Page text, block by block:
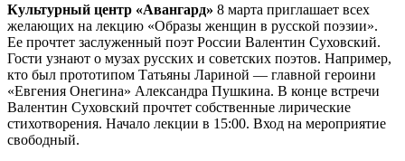
Культурный центр «Авангард» 8 марта приглашает всех
желающих на лекцию «Образы женщин в русской поэзии».
Ее прочтет заслуженный поэт России Валентин Суховский.
Гости узнают о музах русских и советских поэтов. Например,
кто был прототипом Татьяны Лариной — главной героини
«Евгения Онегина» Александра Пушкина. В конце встречи
Валентин Суховский прочтет собственные лирические
стихотворения. Начало лекции в 15:00. Вход на мероприятие
свободный.